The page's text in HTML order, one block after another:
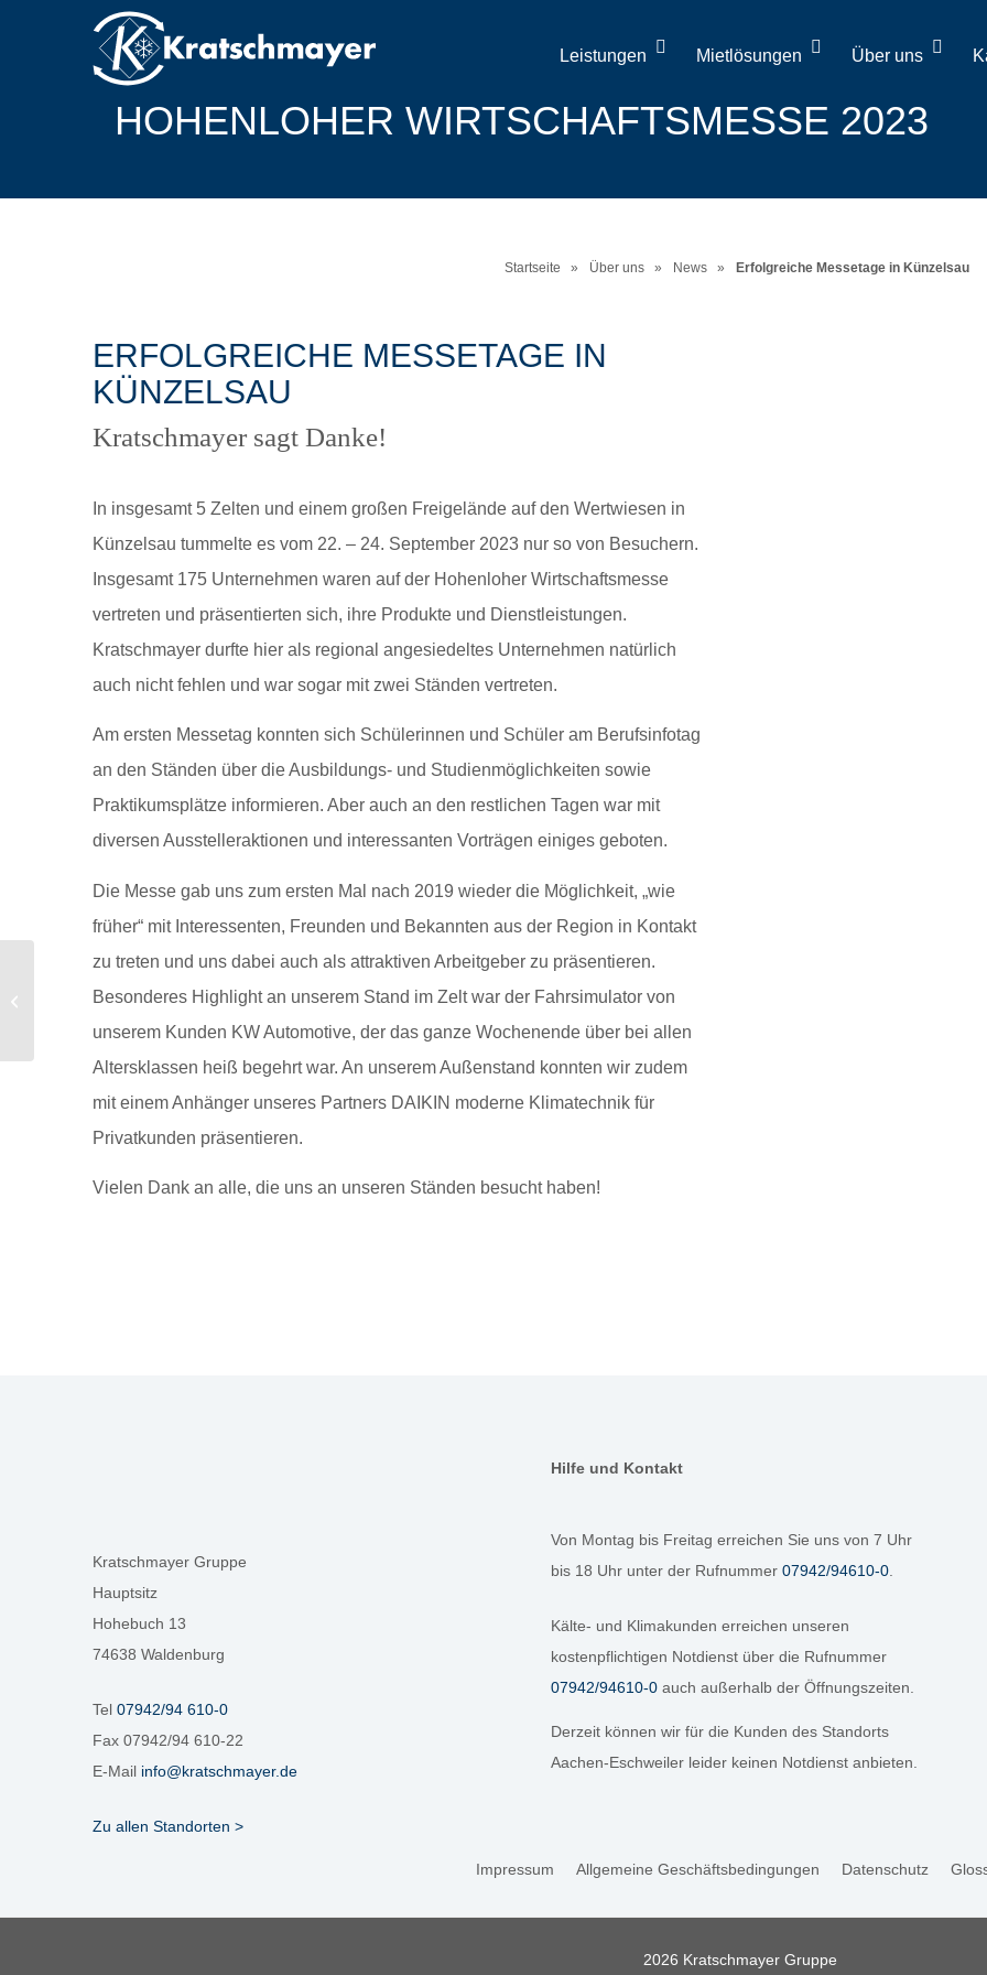
Leistungen Mietlösungen Über uns
HOHENLOHER WIRTSCHAFTSMESSE 2023
Startseite » Über uns » News » Erfolgreiche Messetage in Künzelsau
ERFOLGREICHE MESSETAGE IN
KÜNZELSAU
Kratschmayer sagt Danke!
In insgesamt 5 Zelten und einem großen Freigelände auf den Wertwiesen in
Künzelsau tummelte es vom 22. – 24. September 2023 nur so von Besuchern.
Insgesamt 175 Unternehmen waren auf der Hohenloher Wirtschaftsmesse
vertreten und präsentierten sich, ihre Produkte und Dienstleistungen.
Kratschmayer durfte hier als regional angesiedeltes Unternehmen natürlich
auch nicht fehlen und war sogar mit zwei Ständen vertreten.
Am ersten Messetag konnten sich Schülerinnen und Schüler am Berufsinfotag
an den Ständen über die Ausbildungs- und Studienmöglichkeiten sowie
Praktikumsplätze informieren. Aber auch an den restlichen Tagen war mit
diversen Ausstelleraktionen und interessanten Vorträgen einiges geboten.
Die Messe gab uns zum ersten Mal nach 2019 wieder die Möglichkeit, „wie
früher“ mit Interessenten, Freunden und Bekannten aus der Region in Kontakt
zu treten und uns dabei auch als attraktiven Arbeitgeber zu präsentieren.
Besonderes Highlight an unserem Stand im Zelt war der Fahrsimulator von
unserem Kunden KW Automotive, der das ganze Wochenende über bei allen
Altersklassen heiß begehrt war. An unserem Außenstand konnten wir zudem
mit einem Anhänger unseres Partners DAIKIN moderne Klimatechnik für
Privatkunden präsentieren.
Vielen Dank an alle, die uns an unseren Ständen besucht haben!
Kratschmayer Gruppe
Hauptsitz
Hohebuch 13
74638 Waldenburg
Tel 07942/94 610-0
Fax 07942/94 610-22
E-Mail info@kratschmayer.de
Zu allen Standorten >
Hilfe und Kontakt
Von Montag bis Freitag erreichen Sie uns von 7 Uhr
bis 18 Uhr unter der Rufnummer 07942/94610-0.
Kälte- und Klimakunden erreichen unseren
kostenpflichtigen Notdienst über die Rufnummer
07942/94610-0auch außerhalb der Öffnungszeiten.
Derzeit können wir für die Kunden des Standorts
Aachen-Eschweiler leider keinen Notdienst anbieten.
Impressum Allgemeine Geschäftsbedingungen Datenschutz
2026 Kratschmayer Gruppe
der Hohenloher
Wirtschaftsmesse 2023